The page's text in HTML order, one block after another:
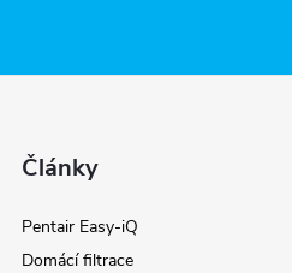
Články
Pentair Easy-iQ
Domácí filtrace